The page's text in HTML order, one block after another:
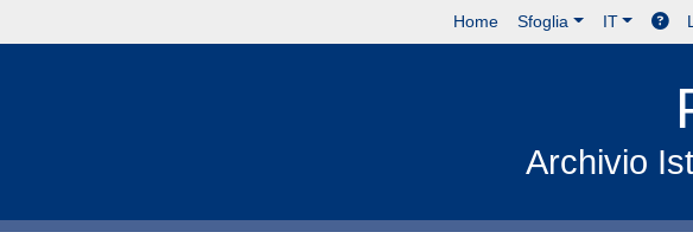
Home Sfoglia IT
Archivio